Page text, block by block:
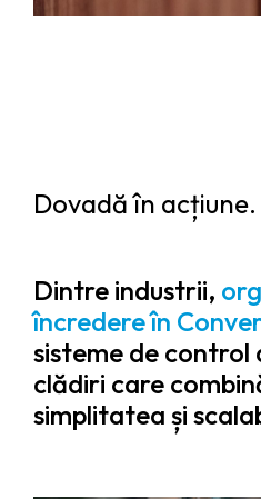
Dovadă în acțiune.
Dintre industrii,
încredere în
sisteme de control
clădiri care
simplitatea și